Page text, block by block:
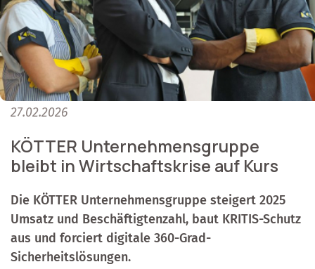
27.02.2026
KÖTTER Unternehmensgruppe
bleibt in Wirtschaftskrise auf Kurs
Die KÖTTER Unternehmensgruppe steigert 2025
Umsatz und Beschäftigtenzahl, baut KRITIS-Schutz
aus und forciert digitale 360-Grad-
Sicherheitslösungen.